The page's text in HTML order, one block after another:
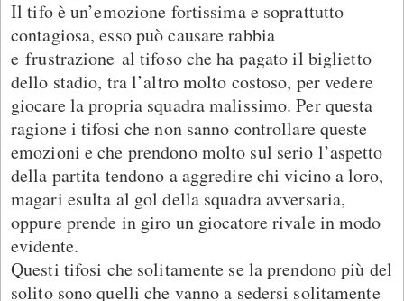
Il tifo è un’emozione fortissima e soprattutto
contagiosa, esso può causare rabbia
e frustrazione al tifoso che ha pagato il biglietto
dello stadio, tra l’altro molto costoso, per vedere
giocare la propria squadra malissimo. Per questa
ragione i tifosi che non sanno controllare queste
emozioni e che prendono molto sul serio l’aspetto
della partita tendono a aggredire chi vicino a loro,
magari esulta al gol della squadra avversaria,
oppure prende in giro un giocatore rivale in modo
evidente.
Questi tifosi che solitamente se la prendono più del
solito sono quelli che vanno a sedersi solitamente